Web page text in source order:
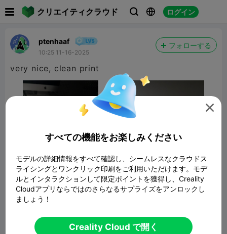
クリエイティクラウド   ログイン
ptenhaaf
10:25 11-16-2025
フォローする
very nice, clean print
Small Desk Vice

すべての機能をお楽しみください
モデルの詳細情報をすべて確認し、シームレスなクラウドス
ライシングとワンクリック印刷をご利用いただけます。モデ
ルとインタラクションして限定ポイントを獲得し、Creality
Cloudアプリならではのさらなるサプライズをアンロックし
ましょう！
Creality Cloud で開く